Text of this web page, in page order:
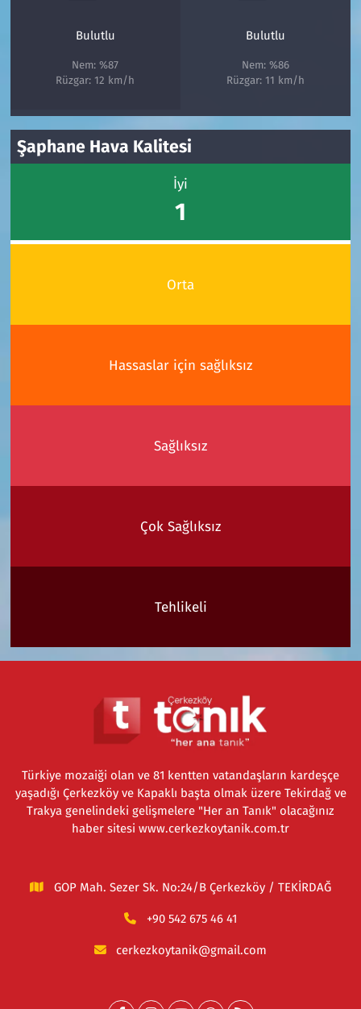
Bulutlu
Nem: %87
Rüzgar: 12 km/h
Bulutlu
Nem: %86
Rüzgar: 11 km/h
Şaphane Hava Kalitesi
İyi
1
Orta
Hassaslar için sağlıksız
Sağlıksız
Çok Sağlıksız
Tehlikeli
Türkiye mozaiği olan ve 81 kentten vatandaşların kardeşçe
yaşadığı Çerkezköy ve Kapaklı başta olmak üzere Tekirdağ ve
Trakya genelindeki gelişmelere "Her an Tanık" olacağınız
haber sitesi www.cerkezkoytanik.com.tr
GOP Mah. Sezer Sk. No:24/B Çerkezköy / TEKİRDAĞ
+90 542 675 46 41
cerkezkoytanik@gmail.com